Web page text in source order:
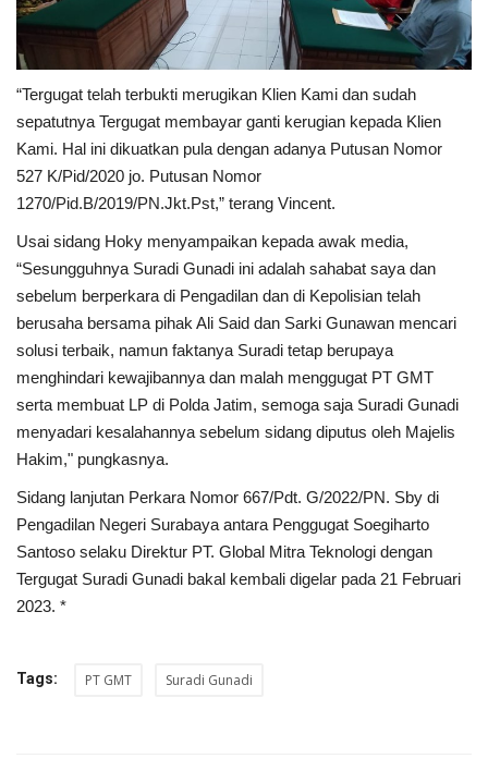
“Tergugat telah terbukti merugikan Klien Kami dan sudah
sepatutnya Tergugat membayar ganti kerugian kepada Klien
Kami. Hal ini dikuatkan pula dengan adanya Putusan Nomor
527 K/Pid/2020 jo. Putusan Nomor
1270/Pid.B/2019/PN.Jkt.Pst,” terang Vincent.
Usai sidang Hoky menyampaikan kepada awak media,
“Sesungguhnya Suradi Gunadi ini adalah sahabat saya dan
sebelum berperkara di Pengadilan dan di Kepolisian telah
berusaha bersama pihak Ali Said dan Sarki Gunawan mencari
solusi terbaik, namun faktanya Suradi tetap berupaya
menghindari kewajibannya dan malah menggugat PT GMT
serta membuat LP di Polda Jatim, semoga saja Suradi Gunadi
menyadari kesalahannya sebelum sidang diputus oleh Majelis
Hakim," pungkasnya.
Sidang lanjutan Perkara Nomor 667/Pdt. G/2022/PN. Sby di
Pengadilan Negeri Surabaya antara Penggugat Soegiharto
Santoso selaku Direktur PT. Global Mitra Teknologi dengan
Tergugat Suradi Gunadi bakal kembali digelar pada 21 Februari
2023. *
Tags: PT GMT Suradi Gunadi